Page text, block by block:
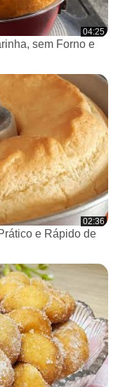
04:25
sem Forno e
02:36
e Rápido de